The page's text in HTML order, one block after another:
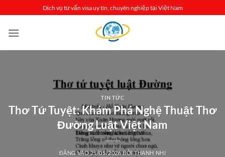
qua
nội
Dịch vụ tư vấn visa uy tín, chuyên nghiệp tại Việt Nam
TIN TỨC
Thơ Tứ Tuyệt: Khám Phá Nghệ Thuật Thơ
Đường Luật Việt Nam
ĐĂNG VÀO25/05/2026BỞITHANH NHI